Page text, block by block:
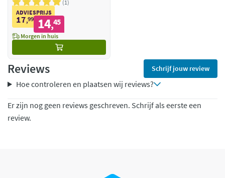
1
ADVIESPRIJS
17,99 14,45
Morgen in huis
Reviews Schrijf jouw review
Hoe controleren en plaatsen wij reviews?
Er zijn nog geen reviews geschreven. Schrijf als eerste een
review.